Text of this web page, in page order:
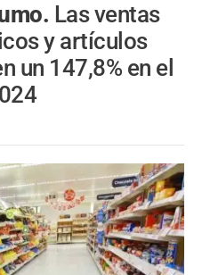
Las ventas
y artículos
un 147,8% en el